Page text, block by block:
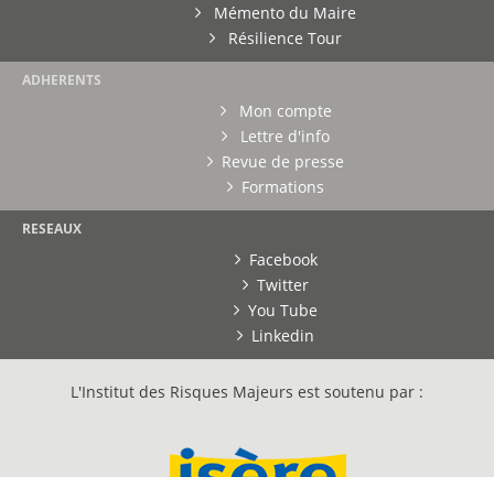
Mémento du Maire
Résilience Tour
ADHERENTS
Mon compte
Lettre d'info
Revue de presse
Formations
RESEAUX
Facebook
Twitter
You Tube
Linkedin
L'Institut des Risques Majeurs est soutenu par :